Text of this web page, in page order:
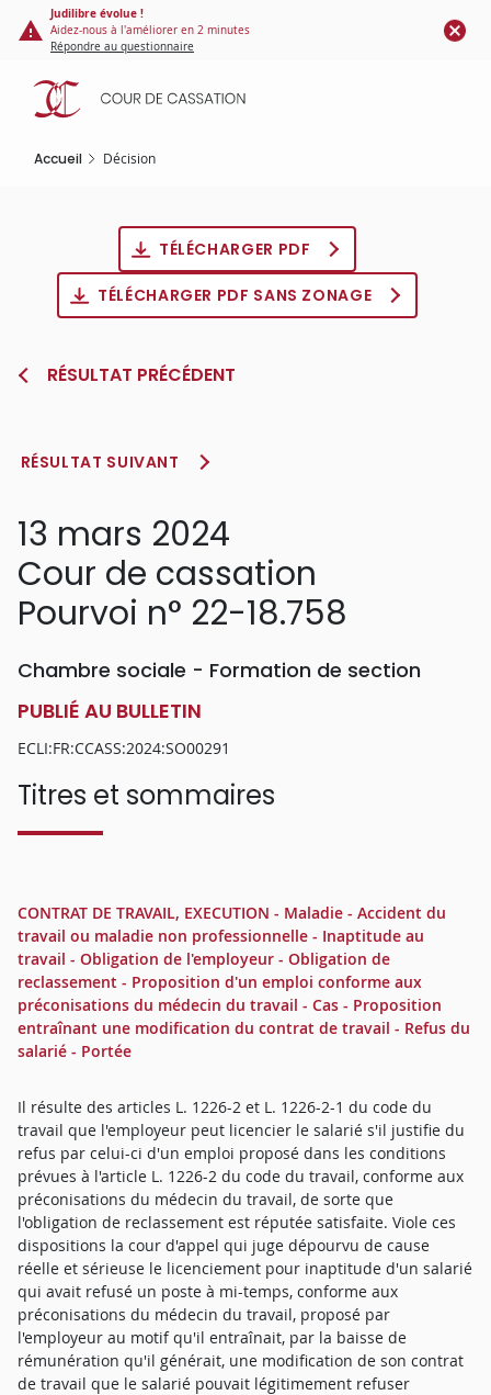
Panneau de gestion des cookies
contenu
principal
Judilibre évolue !
Aidez-nous à l'améliorer en 2 minutes
Répondre au questionnaire
Accueil Décision
TÉLÉCHARGER PDF
TÉLÉCHARGER PDF SANS ZONAGE
RÉSULTAT PRÉCÉDENT
RÉSULTAT SUIVANT
13 mars 2024
Cour de cassation
Pourvoi n° 22-18.758
Chambre sociale - Formation de section
PUBLIÉ AU BULLETIN
ECLI:FR:CCASS:2024:SO00291
Titres et sommaires
CONTRAT DE TRAVAIL, EXECUTION - Maladie - Accident du
travail ou maladie non professionnelle - Inaptitude au
travail - Obligation de l'employeur - Obligation de
reclassement - Proposition d'un emploi conforme aux
préconisations du médecin du travail - Cas - Proposition
entraînant une modification du contrat de travail - Refus du
salarié - Portée
Il résulte des articles L. 1226-2 et L. 1226-2-1 du code du
travail que l'employeur peut licencier le salarié s'il justifie du
refus par celui-ci d'un emploi proposé dans les conditions
prévues à l'article L. 1226-2 du code du travail, conforme aux
préconisations du médecin du travail, de sorte que
l'obligation de reclassement est réputée satisfaite. Viole ces
dispositions la cour d'appel qui juge dépourvu de cause
réelle et sérieuse le licenciement pour inaptitude d'un salarié
qui avait refusé un poste à mi-temps, conforme aux
préconisations du médecin du travail, proposé par
l'employeur au motif qu'il entraînait, par la baisse de
rémunération qu'il générait, une modification de son contrat
de travail que le salarié pouvait légitimement refuser